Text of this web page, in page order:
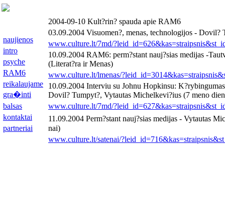
naujienos
intro
psyche
RAM6
reikalaujame
gra�inti
balsas
kontaktai
partneriai
2004-09-10 Kult?rin? spauda apie RAM6
03.09.2004 Visuomen?, menas, technologijos - Dovil?
www.culture.lt/7md/
10.09.2004 RAM6: perm?stant nauj?sias medijas -
(Literat?ra ir Menas)
www.culture.lt/lmenas/
10.09.2004 Interviu su Johnu Hopkinsu:
Dovil? Tumpyt?, Vytautas Michelkevi?ius (7 meno
www.culture.lt/7md/
11.09.2004 Perm?stant nauj?sias medijas - Vytautas
nai)
www.culture.lt/satenai/